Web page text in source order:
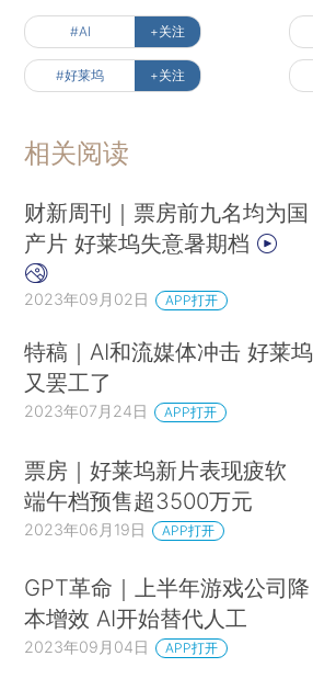
#AI +关注
#好莱坞 +关注
相关阅读
财新周刊｜票房前九名均为国
产片 好莱坞失意暑期档
2023年09月02日 APP打开
特稿｜AI和流媒体冲击 好莱坞
又罢工了
2023年07月24日 APP打开
票房｜好莱坞新片表现疲软
端午档预售超3500万元
2023年06月19日 APP打开
GPT革命｜上半年游戏公司降
本增效 AI开始替代人工
2023年09月04日 APP打开